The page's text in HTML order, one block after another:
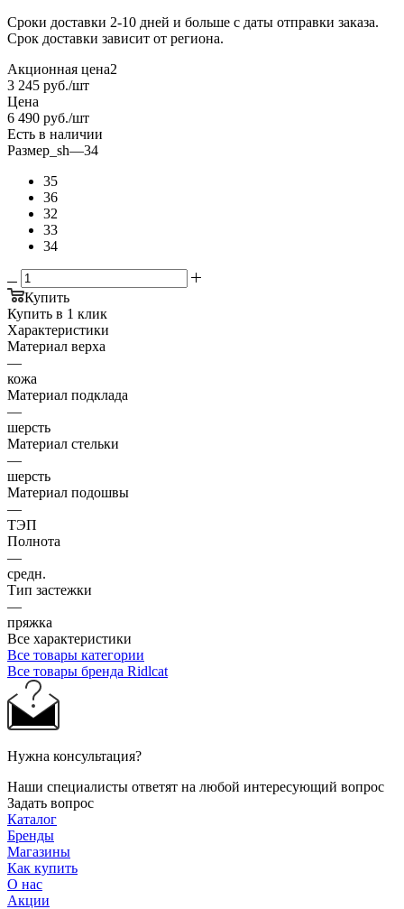
Сроки доставки 2-10 дней и больше с даты отправки заказа.
Срок доставки зависит от региона.
Акционная цена2
3 245 руб./шт
Цена
6 490 руб./шт
Есть в наличии
Размер_sh—34
35
36
32
33
34
Купить
Купить в 1 клик
Характеристики
Материал верха
—
кожа
Материал подклада
—
шерсть
Материал стельки
—
шерсть
Материал подошвы
—
ТЭП
Полнота
—
средн.
Тип застежки
—
пряжка
Все характеристики
Все товары категории
Все товары бренда Ridlcat
Нужна консультация?
Наши специалисты ответят на любой интересующий вопрос
Задать вопрос
Каталог
Бренды
Магазины
Как купить
О нас
Акции